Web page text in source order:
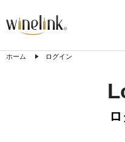
ホーム ログイン